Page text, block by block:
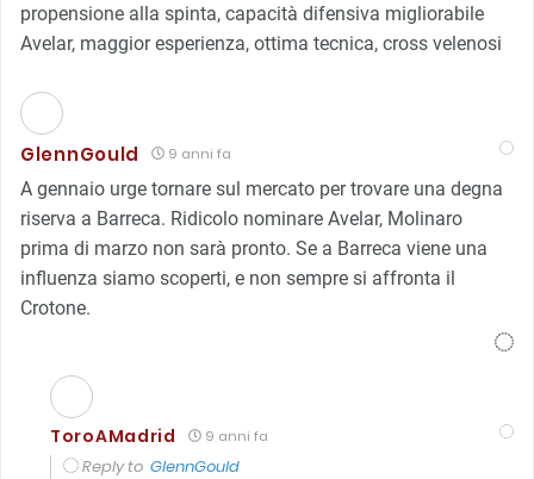
propensione alla spinta, capacità difensiva migliorabile
Avelar, maggior esperienza, ottima tecnica, cross velenosi
GlennGould 9 anni fa
A gennaio urge tornare sul mercato per trovare una degna
riserva a Barreca. Ridicolo nominare Avelar, Molinaro
prima di marzo non sarà pronto. Se a Barreca viene una
influenza siamo scoperti, e non sempre si affronta il
Crotone.
ToroAMadrid 9 anni fa
Reply to GlennGould